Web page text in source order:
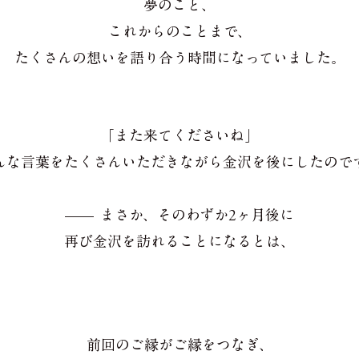
夢のこと、
これからのことまで、
たくさんの想いを語り合う時間になっていました。
「また来てくださいね」
な言葉をたくさんいただきながら金沢を後にしたので
—— まさか、そのわずか2ヶ月後に
再び金沢を訪れることになるとは、
前回のご縁がご縁をつなぎ、